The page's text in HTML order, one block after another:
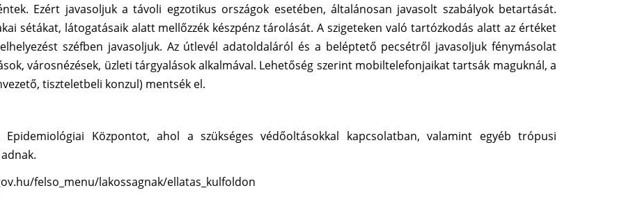
Ezért javasoljuk a távoli egzotikus országok esetében, általánosan javasolt szabályok betartását.
sétákat, látogatásaik alatt mellőzzék készpénz tárolását. A szigeteken való tartózkodás alatt az értéket
széfben javasoljuk. Az útlevél adatoldaláról és a beléptető pecsétről javasoljuk fénymásolat
városnézések, üzleti tárgyalások alkalmával. Lehetőség szerint mobiltelefonjaikat tartsák maguknál, a
tiszteletbeli konzul) mentsék el.
Epidemiológiai Központot, ahol a szükséges védőoltásokkal kapcsolatban, valamint egyéb trópusi
felso_menu/lakossagnak/ellatas_kulfoldon